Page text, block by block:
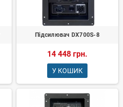
Підсилювач DX700S-8
14 448 грн.
У КОШИК